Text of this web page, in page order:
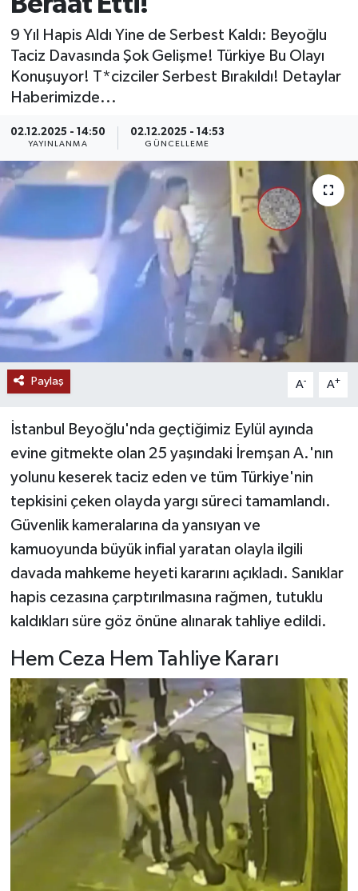
9 Yıl Hapis Aldı Yine de Serbest Kaldı: Beyoğlu
Taciz Davasında Şok Gelişme! Türkiye Bu Olayı
Konuşuyor! T*cizciler Serbest Bırakıldı! Detaylar
Haberimizde...
02.12.2025 - 14:50
YAYINLANMA
02.12.2025 - 14:53
GÜNCELLEME
Paylaş A- A+
İstanbul Beyoğlu'nda geçtiğimiz Eylül ayında
evine gitmekte olan 25 yaşındaki İremşan A.'nın
yolunu keserek taciz eden ve tüm Türkiye'nin
tepkisini çeken olayda yargı süreci tamamlandı.
Güvenlik kameralarına da yansıyan ve
kamuoyunda büyük infial yaratan olayla ilgili
davada mahkeme heyeti kararını açıkladı. Sanıklar
hapis cezasına çarptırılmasına rağmen, tutuklu
kaldıkları süre göz önüne alınarak tahliye edildi.
Hem Ceza Hem Tahliye Kararı
MAGAZİN
ÖZEL HABER
SAĞLIK
SİYASET
SOSYAL YARDIMLAR
SPONSORLU YAZI
SPOR
TEKNOLOJİ
YAŞAM